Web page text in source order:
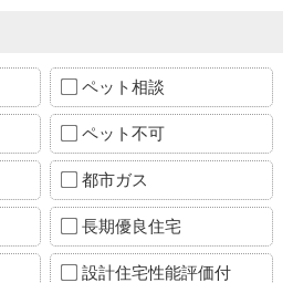
ペット相談
ペット不可
都市ガス
長期優良住宅
設計住宅性能評価付